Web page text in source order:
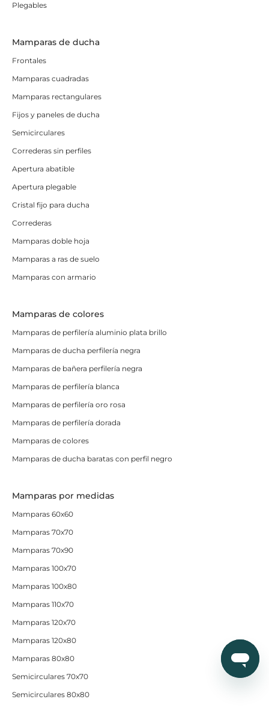
Plegables
Mamparas de ducha
Frontales
Mamparas cuadradas
Mamparas rectangulares
Fijos y paneles de ducha
Semicirculares
Correderas sin perfiles
Apertura abatible
Apertura plegable
Cristal fijo para ducha
Correderas
Mamparas doble hoja
Mamparas a ras de suelo
Mamparas con armario
Mamparas de colores
Mamparas de perfilería aluminio plata brillo
Mamparas de ducha perfilería negra
Mamparas de bañera perfilería negra
Mamparas de perfilería blanca
Mamparas de perfilería oro rosa
Mamparas de perfilería dorada
Mamparas de colores
Mamparas de ducha baratas con perfil negro
Mamparas por medidas
Mamparas 60x60
Mamparas 70x70
Mamparas 70x90
Mamparas 100x70
Mamparas 100x80
Mamparas 110x70
Mamparas 120x70
Mamparas 120x80
Mamparas 80x80
Semicirculares 70x70
Semicirculares 80x80